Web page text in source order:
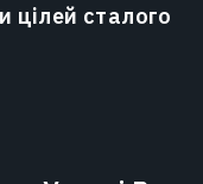
цілей сталого